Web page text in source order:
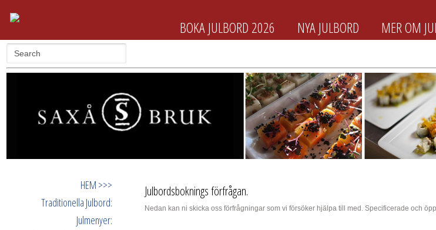
BOKA JULBORD 2026 NYA JULBORD MER OM
HEM >>>
Traditionella Julbord:
Julmenyer:
Julbordsboknings förfrågan.
Nedan kan ni skicka oss förfrågningar som vi försöker hjälpa till med. Specificerade och